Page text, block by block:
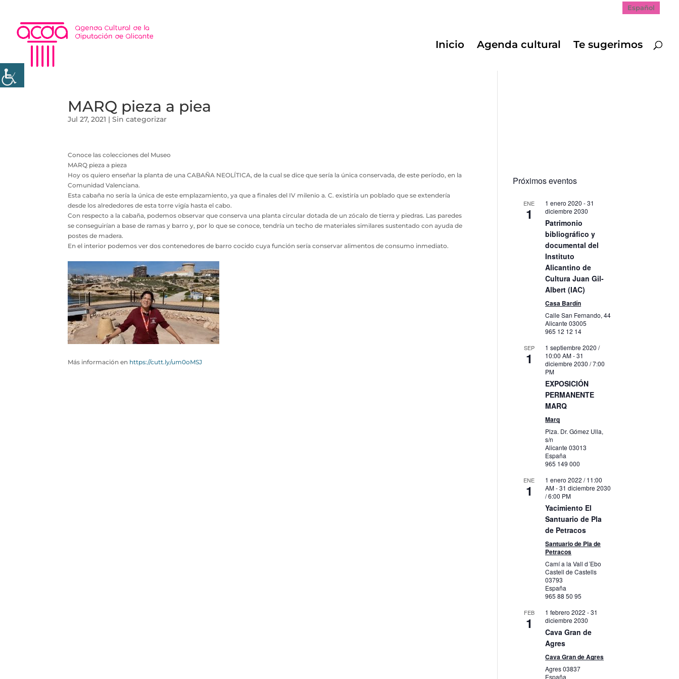
Español
Inicio Agenda cultural Te sugerimos
MARQ pieza a piea
Jul 27, 2021 |Sin categorizar
Conoce las colecciones del Museo
MARQ pieza a pieza
Hoy os quiero enseñar la planta de una CABAÑA NEOLÍTICA, de la cual se dice que sería la única conservada, de este período, en la
Comunidad Valenciana.
Esta cabaña no sería la única de este emplazamiento, ya que a finales del IV milenio a. C. existiría un poblado que se extendería
desde los alrededores de esta torre vigía hasta el cabo.
Con respecto a la cabaña, podemos observar que conserva una planta circular dotada de un zócalo de tierra y piedras. Las paredes
se conseguirían a base de ramas y barro y, por lo que se conoce, tendría un techo de materiales similares sustentado con ayuda de
postes de madera.
En el interior podemos ver dos contenedores de barro cocido cuya función sería conservar alimentos de consumo inmediato.
Más información en https://cutt.ly/um0oMSJ
Próximos eventos
ENE
1
1 enero 2020 -31
diciembre 2030
Patrimonio
bibliográfico y
documental del
Instituto
Alicantino de
Cultura Juan Gil-
Albert (IAC)
Casa Bardín
Calle San Fernando, 44
Alicante03005
965 12 12 14
SEP
1
1 septiembre 2020 /
10:00 AM-31
diciembre 2030 / 7:00
PM
EXPOSICIÓN
PERMANENTE
MARQ
Marq
Plza. Dr. Gómez Ulla,
s/n
Alicante03013
España
965 149 000
ENE
1
1 enero 2022 / 11:00
AM-31 diciembre 2030
/ 6:00 PM
Yacimiento El
Santuario de Pla
de Petracos
Santuario de Pla de
Petracos
Camí a la Vall d´Ebo
Castell de Castells
03793
España
965 88 50 95
FEB
1
1 febrero 2022 -31
diciembre 2030
Cava Gran de
Agres
Cava Gran de Agres
Agres03837
España